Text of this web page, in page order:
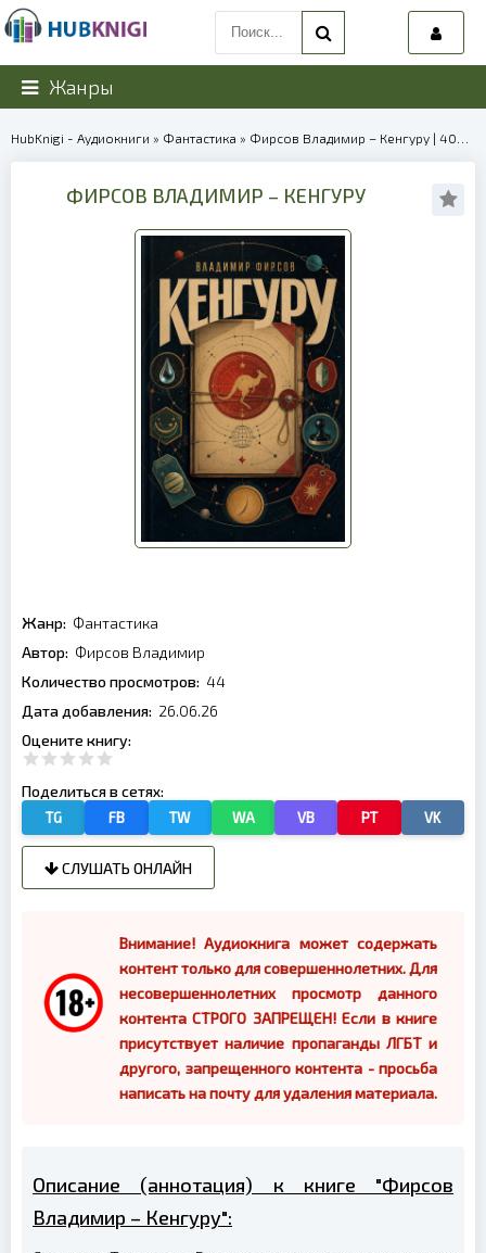
Жанры
HubKnigi - Аудиокниги » Фантастика » Фирсов Владимир – Кенгуру | 40254
ФИРСОВ ВЛАДИМИР – КЕНГУРУ
Жанр: Фантастика
Автор: Фирсов Владимир
Количество просмотров: 44
Дата добавления: 26.06.26
Оцените книгу:
Поделиться в сетях:
TG FB TW WA VB PT VK
СЛУШАТЬ ОНЛАЙН
Внимание! Аудиокнига может содержать
контент только для совершеннолетних. Для
несовершеннолетних просмотр данного
контента СТРОГО ЗАПРЕЩЕН! Если в книге
присутствует наличие пропаганды ЛГБТ и
другого, запрещенного контента - просьба
написать на почту для удаления материала.
Описание (аннотация) к книге "Фирсов
Владимир – Кенгуру":